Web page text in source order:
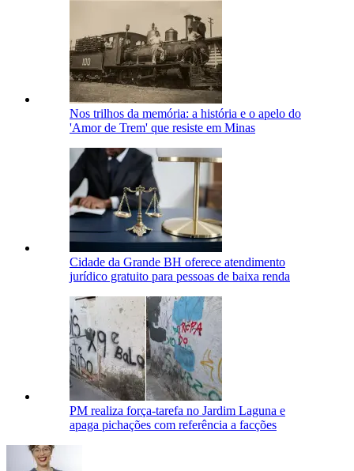
Nos trilhos da memória: a história e o apelo do
'Amor de Trem' que resiste em Minas
Cidade da Grande BH oferece atendimento
jurídico gratuito para pessoas de baixa renda
PM realiza força-tarefa no Jardim Laguna e
apaga pichações com referência a facções